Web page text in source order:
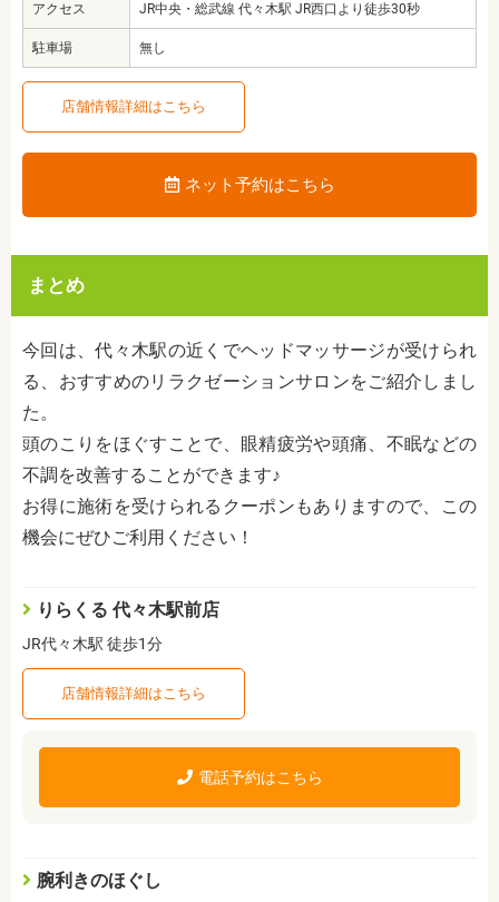
アクセス JR中央・総武線 代々木駅 JR西口より徒歩30秒
駐車場 無し
店舗情報詳細はこちら
ネット予約はこちら
まとめ
今回は、代々木駅の近くでヘッドマッサージが受けられ
る、おすすめのリラクゼーションサロンをご紹介しまし
た。
頭のこりをほぐすことで、眼精疲労や頭痛、不眠などの
不調を改善することができます♪
お得に施術を受けられるクーポンもありますので、この
機会にぜひご利用ください！
りらくる 代々木駅前店
JR代々木駅 徒歩1分
店舗情報詳細はこちら
電話予約はこちら
腕利きのほぐし